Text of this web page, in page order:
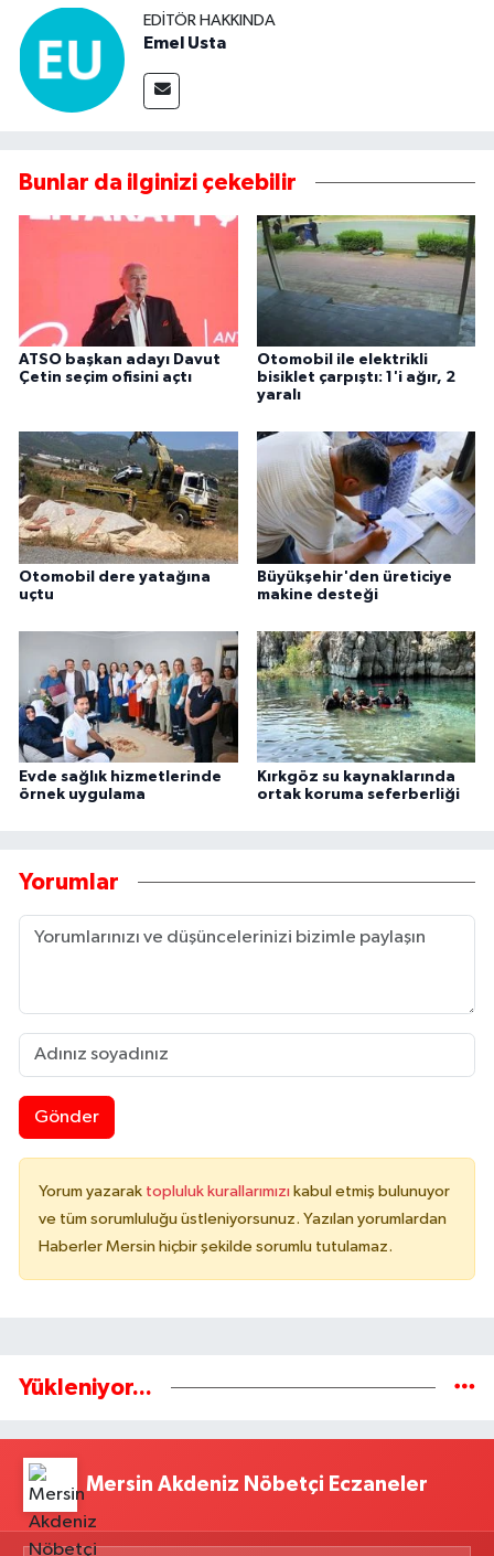
EDITÖR HAKKINDA
Emel Usta
Bunlar da ilginizi çekebilir
ATSO başkan adayı Davut
Çetin seçim ofisini açtı
Otomobil ile elektrikli
bisiklet çarpıştı: 1'i ağır, 2
yaralı
Otomobil dere yatağına
uçtu
Büyükşehir'den üreticiye
makine desteği
Evde sağlık hizmetlerinde
örnek uygulama
Kırkgöz su kaynaklarında
ortak koruma seferberliği
Yorumlar
Gönder
Yorum yazarak topluluk kurallarımızı kabul etmiş bulunuyor
ve tüm sorumluluğu üstleniyorsunuz. Yazılan yorumlardan
Haberler Mersin hiçbir şekilde sorumlu tutulamaz.
Yükleniyor...
Mersin Akdeniz Nöbetçi Eczaneler